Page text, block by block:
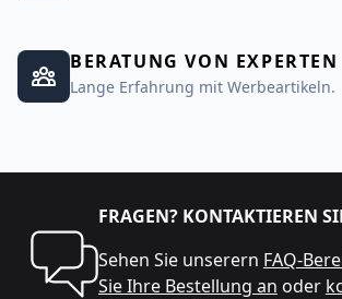
BERATUNG VON EXPERTEN
Lange Erfahrung mit Werbeartikeln.
FRAGEN? KONTAKTIEREN
Sehen Sie unserern FAQ-
Sie Ihre Bestellung an oder